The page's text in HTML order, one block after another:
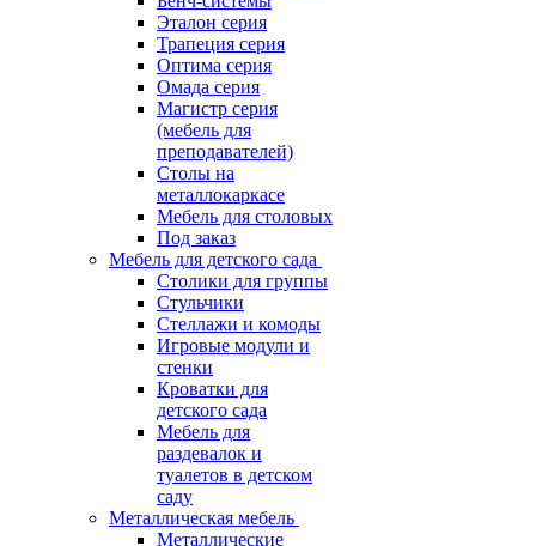
Эталон серия
Трапеция серия
Оптима серия
Омада серия
Магистр серия
(мебель для
преподавателей)
Столы на
металлокаркасе
Мебель для столовых
Под заказ
Мебель для детского сада
Столики для группы
Стульчики
Стеллажи и комоды
Игровые модули и
стенки
Кроватки для
детского сада
Мебель для
раздевалок и
туалетов в детском
саду
Металлическая мебель
Металлические